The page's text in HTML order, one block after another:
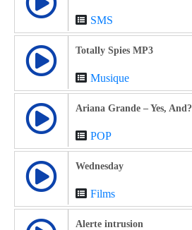
SMS
Totally Spies MP3
Musique
Ariana Grande – Yes, And?
POP
Wednesday
Films
Alerte intrusion